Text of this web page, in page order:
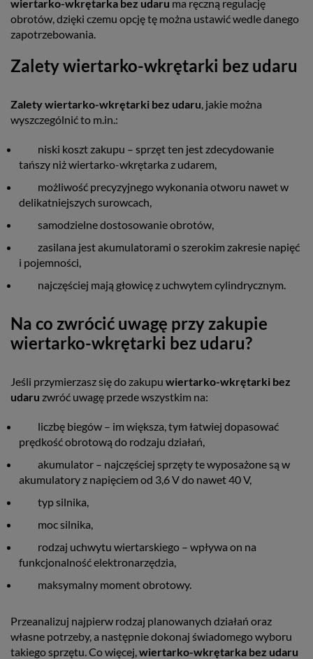
wiertarko-wkrętarka bez udaru ma ręczną regulację
obrotów, dzięki czemu opcję tę można ustawić wedle danego
zapotrzebowania.
Zalety wiertarko-wkrętarki bez udaru
Zalety wiertarko-wkrętarki bez udaru, jakie można
wyszczególnić to m.in.:
niski koszt zakupu – sprzęt ten jest zdecydowanie
tańszy niż wiertarko-wkrętarka z udarem,
możliwość precyzyjnego wykonania otworu nawet w
delikatniejszych surowcach,
samodzielne dostosowanie obrotów,
zasilana jest akumulatorami o szerokim zakresie napięć
i pojemności,
najczęściej mają głowicę z uchwytem cylindrycznym.
Na co zwrócić uwagę przy zakupie
wiertarko-wkrętarki bez udaru?
Jeśli przymierzasz się do zakupu wiertarko-wkrętarki bez
udaru zwróć uwagę przede wszystkim na:
liczbę biegów – im większa, tym łatwiej dopasować
prędkość obrotową do rodzaju działań,
akumulator – najczęściej sprzęty te wyposażone są w
akumulatory z napięciem od 3,6 V do nawet 40 V,
typ silnika,
moc silnika,
rodzaj uchwytu wiertarskiego – wpływa on na
funkcjonalność elektronarzędzia,
maksymalny moment obrotowy.
Przeanalizuj najpierw rodzaj planowanych działań oraz
własne potrzeby, a następnie dokonaj świadomego wyboru
takiego sprzętu. Co więcej,wiertarko-wkrętarka bez udaru